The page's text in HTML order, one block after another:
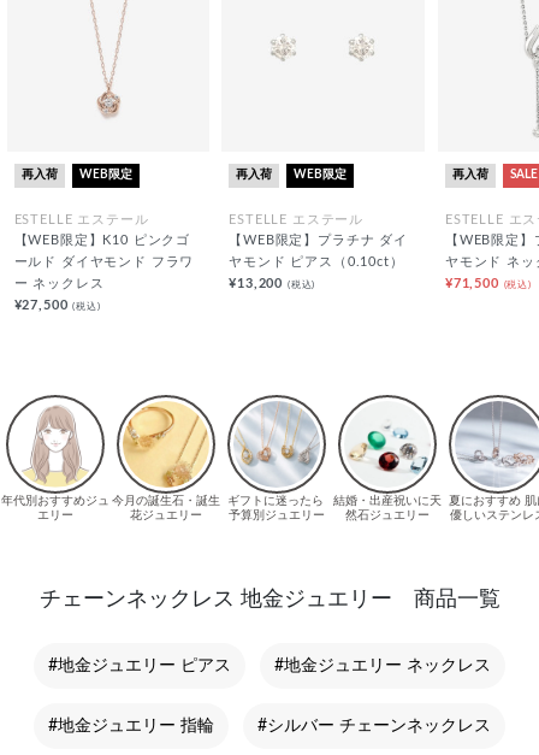
再入荷 WEB限定
ESTELLE エステール
【WEB限定】K10 ピンクゴ
ールド ダイヤモンド フラワ
ー ネックレス
¥27,500(税込)
再入荷 WEB限定
ESTELLE エステール
【WEB限定】プラチナ ダイ
ヤモンド ピアス（0.10ct）
¥13,200 (税込)
再入荷 SALE
ESTELLE エ
【WEB限定
ヤモンド ネッ
¥71,500 (税込)
チェーンネックレス 地金ジュエリー 商品一覧
#地金ジュエリー ピアス #地金ジュエリー ネックレス
#地金ジュエリー 指輪 #シルバー チェーンネックレス